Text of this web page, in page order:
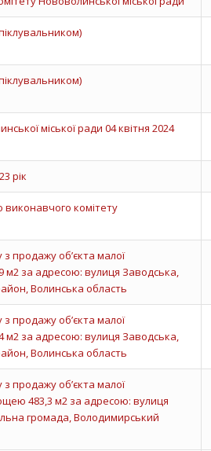
міської ради 04 квітня 2024
рік
виконавчого комітету
продажу об’єкта малої
м2 за адресою: вулиця Заводська,
Волинська область
продажу об’єкта малої
м2 за адресою: вулиця Заводська,
Волинська область
продажу об’єкта малої
483,3 м2 за адресою: вулиця
громада, Володимирський